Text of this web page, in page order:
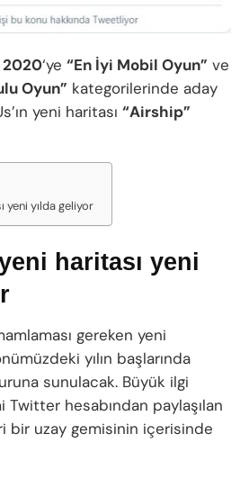
2020‘ye “En İyi Mobil Oyun” ve
Oyun” kategorilerinde aday
yeni haritası “Airship”
yeni yılda geliyor
haritası yeni
gereken yeni
yılın başlarında
sunulacak. Büyük ilgi
hesabından paylaşılan
bir uzay gemisinin içerisinde